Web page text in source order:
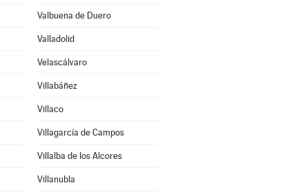
Valbuena de Duero
Valladolid
Velascálvaro
Villabáñez
Villaco
Villagarcía de Campos
Villalba de los Alcores
Villanubla